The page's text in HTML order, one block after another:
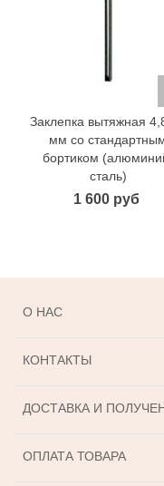
Заклепка вытяжная
мм со
бортиком
сталь)
1 600 руб
О НАС
КОНТАКТЫ
ДОСТАВКА И
ОПЛАТА ТОВАРА